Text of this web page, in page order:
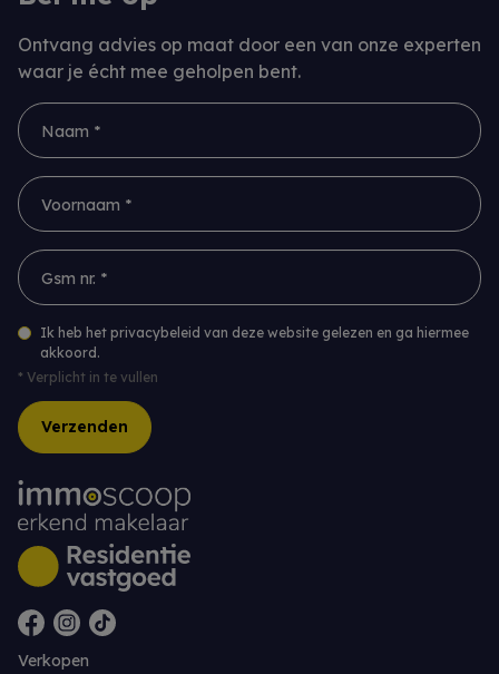
Ontvang advies op maat door een van onze experten
waar je écht mee geholpen bent.
Naam *
Voornaam *
Gsm nr. *
Ik heb het privacybeleid van deze website gelezen en ga hiermee
akkoord.
* Verplicht in te vullen
Verzenden
Verkopen